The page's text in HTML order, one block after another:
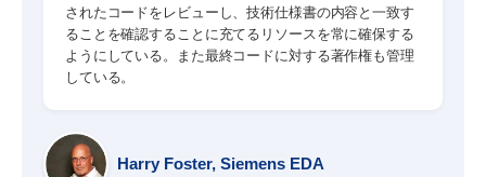
されたコードをレビューし、技術仕様書の内容と一致す
ることを確認することに充てるリソースを常に確保する
ようにしている。また最終コードに対する著作権も管理
している。
Harry Foster, Siemens EDA